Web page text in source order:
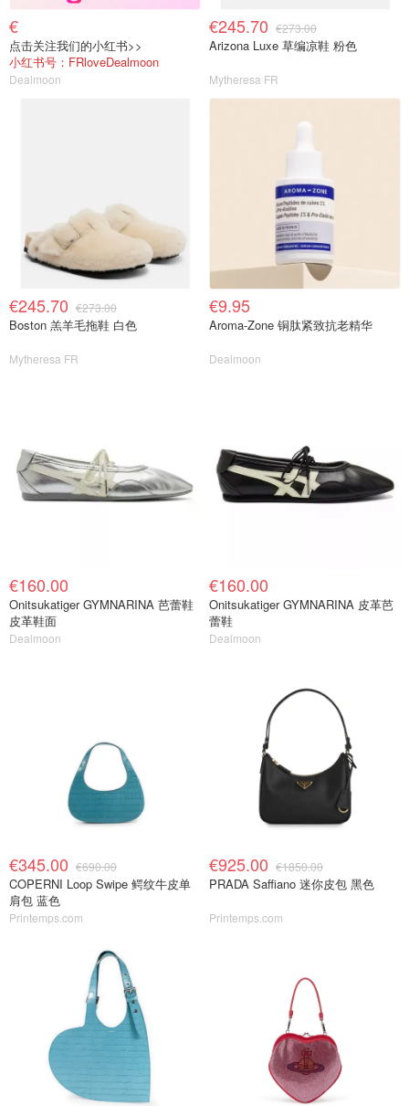
€
点击关注我们的小红书>>
小红书号：FRloveDealmoon
Dealmoon
€245.70 €273.00
Arizona Luxe 草编凉鞋 粉色
Mytheresa FR
€245.70 €273.00
Boston 羔羊毛拖鞋 白色
Mytheresa FR
€9.95
Aroma-Zone 铜肽紧致抗老精华
Dealmoon
€160.00
Onitsukatiger GYMNARINA 芭蕾鞋
皮革鞋面
Dealmoon
€160.00
Onitsukatiger GYMNARINA 皮革芭
蕾鞋
Dealmoon
€345.00 €690.00
COPERNI Loop Swipe 鳄纹牛皮单
肩包 蓝色
Printemps.com
€925.00 €1850.00
PRADA Saffiano 迷你皮包 黑色
Printemps.com